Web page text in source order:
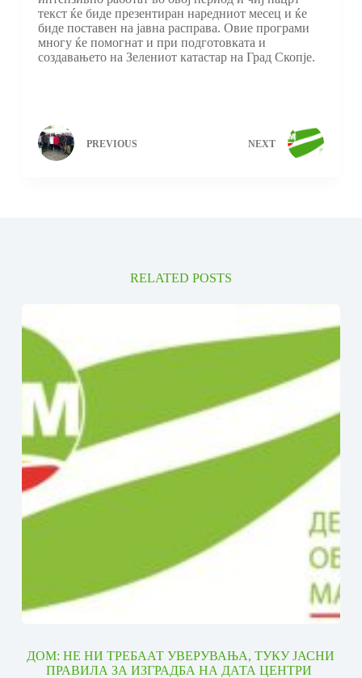
текст ќе биде презентиран наредниот месец и ќе
биде поставен на јавна расправа. Овие програми
многу ќе помогнат и при подготовката и
создавањето на Зелениот катастар на Град Скопје.
PREVIOUS NEXT
RELATED POSTS
ДОМ: НЕ НИ ТРЕБААТ УВЕРУВАЊА, ТУКУ ЈАСНИ
ПРАВИЛА ЗА ИЗГРАДБА НА ДАТА ЦЕНТРИ